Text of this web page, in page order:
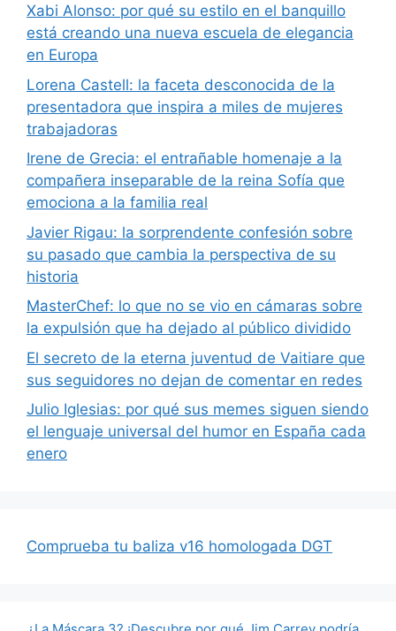
Xabi Alonso: por qué su estilo en el banquillo
está creando una nueva escuela de elegancia
en Europa
Lorena Castell: la faceta desconocida de la
presentadora que inspira a miles de mujeres
trabajadoras
Irene de Grecia: el entrañable homenaje a la
compañera inseparable de la reina Sofía que
emociona a la familia real
Javier Rigau: la sorprendente confesión sobre
su pasado que cambia la perspectiva de su
historia
MasterChef: lo que no se vio en cámaras sobre
la expulsión que ha dejado al público dividido
El secreto de la eterna juventud de Vaitiare que
sus seguidores no dejan de comentar en redes
Julio Iglesias: por qué sus memes siguen siendo
el lenguaje universal del humor en España cada
enero
Comprueba tu baliza v16 homologada DGT